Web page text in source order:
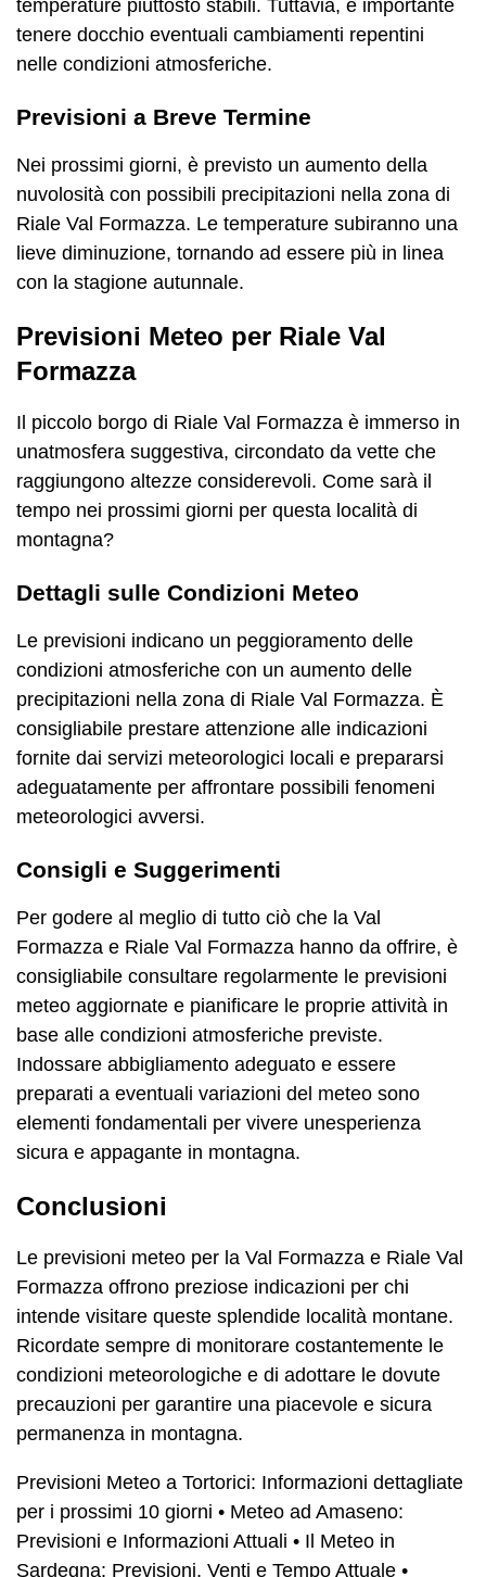
temperature piuttosto stabili. Tuttavia, è importante
tenere docchio eventuali cambiamenti repentini
nelle condizioni atmosferiche.
Previsioni a Breve Termine
Nei prossimi giorni, è previsto un aumento della
nuvolosità con possibili precipitazioni nella zona di
Riale Val Formazza. Le temperature subiranno una
lieve diminuzione, tornando ad essere più in linea
con la stagione autunnale.
Previsioni Meteo per Riale Val
Formazza
Il piccolo borgo di Riale Val Formazza è immerso in
unatmosfera suggestiva, circondato da vette che
raggiungono altezze considerevoli. Come sarà il
tempo nei prossimi giorni per questa località di
montagna?
Dettagli sulle Condizioni Meteo
Le previsioni indicano un peggioramento delle
condizioni atmosferiche con un aumento delle
precipitazioni nella zona di Riale Val Formazza. È
consigliabile prestare attenzione alle indicazioni
fornite dai servizi meteorologici locali e prepararsi
adeguatamente per affrontare possibili fenomeni
meteorologici avversi.
Consigli e Suggerimenti
Per godere al meglio di tutto ciò che la Val
Formazza e Riale Val Formazza hanno da offrire, è
consigliabile consultare regolarmente le previsioni
meteo aggiornate e pianificare le proprie attività in
base alle condizioni atmosferiche previste.
Indossare abbigliamento adeguato e essere
preparati a eventuali variazioni del meteo sono
elementi fondamentali per vivere unesperienza
sicura e appagante in montagna.
Conclusioni
Le previsioni meteo per la Val Formazza e Riale Val
Formazza offrono preziose indicazioni per chi
intende visitare queste splendide località montane.
Ricordate sempre di monitorare costantemente le
condizioni meteorologiche e di adottare le dovute
precauzioni per garantire una piacevole e sicura
permanenza in montagna.
Previsioni Meteo a Tortorici: Informazioni dettagliate
per i prossimi 10 giorni • Meteo ad Amaseno:
Previsioni e Informazioni Attuali • Il Meteo in
Sardegna: Previsioni, Venti e Tempo Attuale •